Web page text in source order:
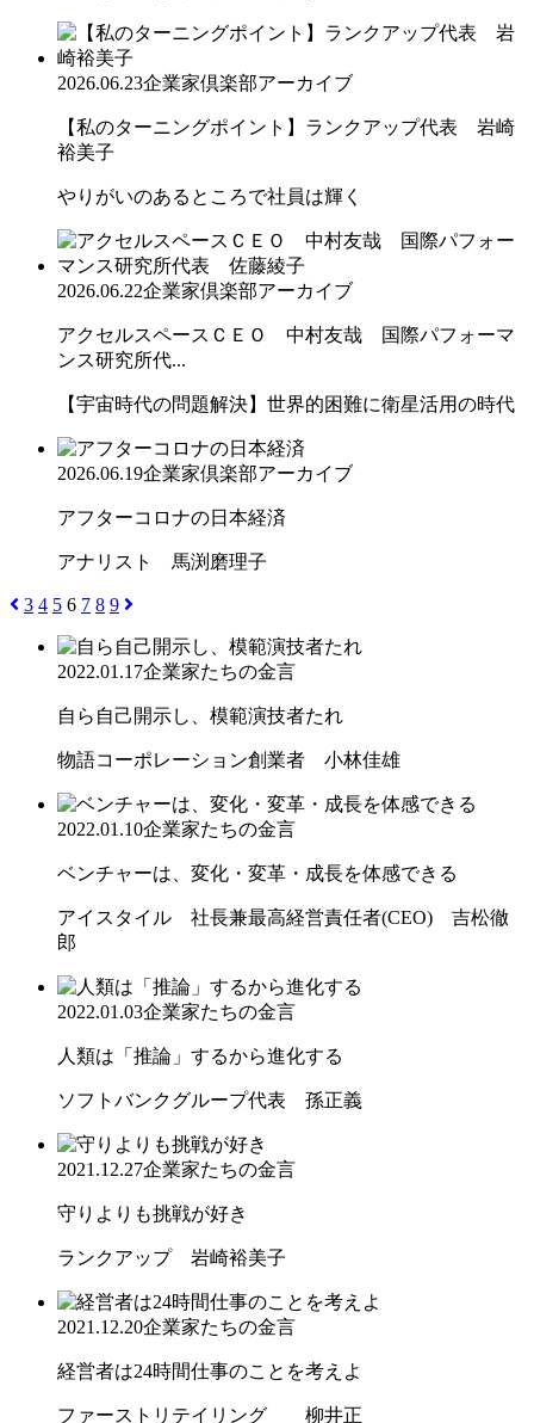
2026.06.23企業家倶楽部アーカイブ
【私のターニングポイント】ランクアップ代表 岩崎
裕美子
やりがいのあるところで社員は輝く
2026.06.22企業家倶楽部アーカイブ
アクセルスペースＣＥＯ 中村友哉 国際パフォーマ
ンス研究所代...
【宇宙時代の問題解決】世界的困難に衛星活用の時代
2026.06.19企業家倶楽部アーカイブ
アフターコロナの日本経済
アナリスト 馬渕磨理子
3 4 5 6 7 8 9
2022.01.17企業家たちの金言
自ら自己開示し、模範演技者たれ
物語コーポレーション創業者 小林佳雄
2022.01.10企業家たちの金言
ベンチャーは、変化・変革・成長を体感できる
アイスタイル 社長兼最高経営責任者(CEO) 吉松徹
郎
2022.01.03企業家たちの金言
人類は「推論」するから進化する
ソフトバンクグループ代表 孫正義
2021.12.27企業家たちの金言
守りよりも挑戦が好き
ランクアップ 岩崎裕美子
2021.12.20企業家たちの金言
経営者は24時間仕事のことを考えよ
ファーストリテイリング 柳井正